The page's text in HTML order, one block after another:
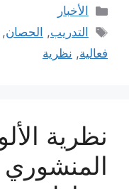
التصنيفات
الأخبار
الوسوم
التدريب, الحصان,
فعالية, نظرية
نظرية